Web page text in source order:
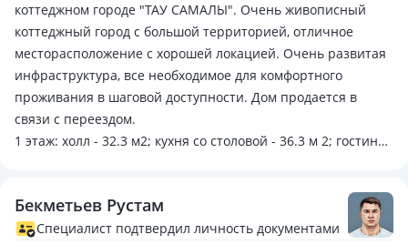
коттеджном городе "ТАУ САМАЛЫ". Очень живописный
коттеджный город с большой территорией, отличное
месторасположение с хорошей локацией. Очень развитая
инфраструктура, все необходимое для комфортного
проживания в шаговой доступности. Дом продается в
связи с переездом.
1 этаж: холл - 32.3 м2; кухня со столовой - 36.3 м 2; гостиная
гостевой санузел.
2 этаж: холл - 32.1 м2; лоджия - 10 м2: мастер спальная с
Бекметьев Рустам
Специалист подтвердил личность документами